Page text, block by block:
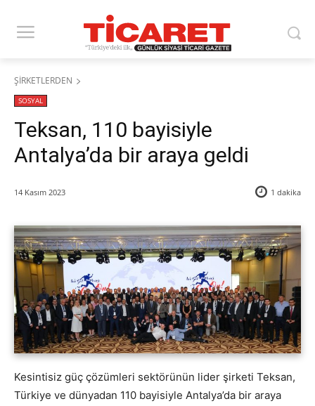
ŞİRKETLERDEN
SOSYAL
Teksan, 110 bayisiyle
Antalya’da bir araya geldi
14 Kasım 2023 1 dakika
Kesintisiz güç çözümleri sektörünün lider şirketi Teksan,
Türkiye ve dünyadan 110 bayisiyle Antalya’da bir araya